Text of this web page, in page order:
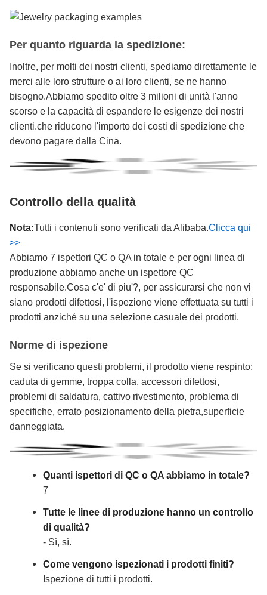
Per quanto riguarda la spedizione:
Inoltre, per molti dei nostri clienti, spediamo direttamente le
merci alle loro strutture o ai loro clienti, se ne hanno
bisogno.Abbiamo spedito oltre 3 milioni di unità l'anno
scorso e la capacità di espandere le esigenze dei nostri
clienti.che riducono l'importo dei costi di spedizione che
devono pagare dalla Cina.
Controllo della qualità
Nota:Tutti i contenuti sono verificati da Alibaba. Clicca qui
>>
Abbiamo 7 ispettori QC o QA in totale e per ogni linea di
produzione abbiamo anche un ispettore QC
responsabile.Cosa c'e' di piu'?, per assicurarsi che non vi
siano prodotti difettosi, l'ispezione viene effettuata su tutti i
prodotti anziché su una selezione casuale dei prodotti.
Norme di ispezione
Se si verificano questi problemi, il prodotto viene respinto:
caduta di gemme, troppa colla, accessori difettosi,
problemi di saldatura, cattivo rivestimento, problema di
specifiche, errato posizionamento della pietra,superficie
danneggiata.
Quanti ispettori di QC o QA abbiamo in totale?
7
Tutte le linee di produzione hanno un controllo
di qualità?
- Sì, sì.
Come vengono ispezionati i prodotti finiti?
Ispezione di tutti i prodotti.